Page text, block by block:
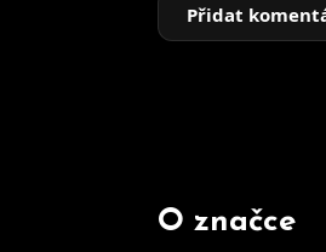
Přidat
O značce